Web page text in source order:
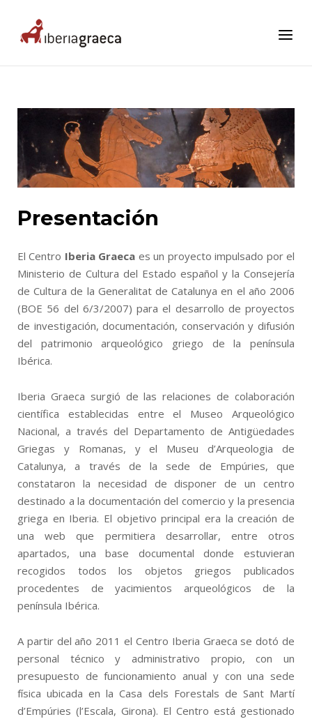
content
Home Menu
Presentación
El Centro Iberia Graeca es un proyecto impulsado por el
Ministerio de Cultura del Estado español y la Consejería
de Cultura de la Generalitat de Catalunya en el año 2006
(BOE 56 del 6/3/2007) para el desarrollo de proyectos
de investigación, documentación, conservación y difusión
del patrimonio arqueológico griego de la península
Ibérica.
Iberia Graeca surgió de las relaciones de colaboración
científica establecidas entre el Museo Arqueológico
Nacional, a través del Departamento de Antigüedades
Griegas y Romanas, y el Museu d’Arqueologia de
Catalunya, a través de la sede de Empúries, que
constataron la necesidad de disponer de un centro
destinado a la documentación del comercio y la presencia
griega en Iberia. El objetivo principal era la creación de
una web que permitiera desarrollar, entre otros
apartados, una base documental donde estuvieran
recogidos todos los objetos griegos publicados
procedentes de yacimientos arqueológicos de la
península Ibérica.
A partir del año 2011 el Centro Iberia Graeca se dotó de
personal técnico y administrativo propio, con un
presupuesto de funcionamiento anual y con una sede
física ubicada en la Casa dels Forestals de Sant Martí
d’Empúries (l’Escala, Girona). El Centro está gestionado